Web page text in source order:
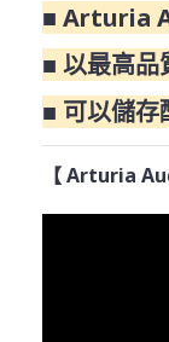
■ Arturia
■ 以最高品
■ 可以儲存
【 Arturia